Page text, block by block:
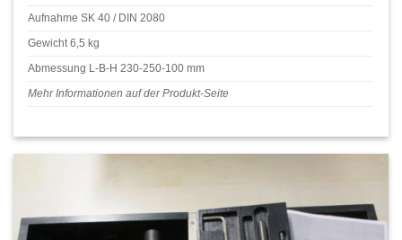
Aufnahme SK 40 / DIN 2080
Gewicht 6,5 kg
Abmessung L-B-H 230-250-100 mm
Mehr Informationen auf der Produkt-Seite